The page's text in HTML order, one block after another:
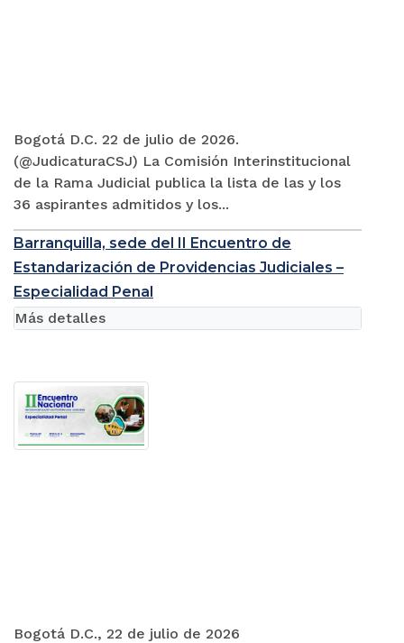
Bogotá D.C. 22 de julio de 2026.
(@JudicaturaCSJ) La Comisión Interinstitucional
de la Rama Judicial publica la lista de las y los
36 aspirantes admitidos y los...
Barranquilla, sede del II Encuentro de
Estandarización de Providencias Judiciales –
Especialidad Penal
Bogotá D.C., 22 de julio de 2026
Más detalles